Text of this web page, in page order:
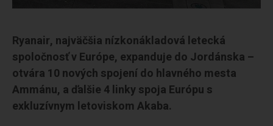
Ryanair, najväčšia nízkonákladová letecká
spoločnosť v Európe, expanduje do Jordánska –
otvára 10 nových spojení do hlavného mesta
Ammánu, a ďalšie 4 linky spoja Európu s
exkluzívnym letoviskom Akaba.